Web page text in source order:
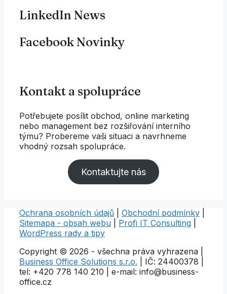
LinkedIn News
Facebook Novinky
Kontakt a spolupráce
Potřebujete posílit obchod, online marketing
nebo management bez rozšiřování interního
týmu? Probereme vaši situaci a navrhneme
vhodný rozsah spolupráce.
Kontaktujte nás
Ochrana osobních údajů Obchodní podmínky
Sitemapa - obsah webu
Profi IT Consulting
WordPress rady a tipy
Copyright © 2026 - všechna práva vyhrazena |
Business Office Solutions s.r.o. | IČ: 24400378 |
tel: +420 778 140 210 | e-mail: info@business-
office.cz